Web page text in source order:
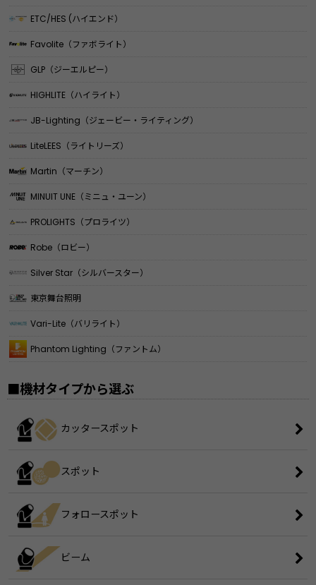
ETC/HES (ハイエンド）
Favolite（ファボライト）
GLP（ジーエルピー）
HIGHLITE（ハイライト）
JB-Lighting（ジェービー・ライティング）
LiteLEES（ライトリーズ）
Martin（マーチン）
MINUIT UNE（ミニュ・ユーン）
PROLIGHTS（プロライツ）
Robe（ロビー）
Silver Star（シルバースター）
東京舞台照明
Vari-Lite（バリライト）
Phantom Lighting（ファントム）
■機材タイプから選ぶ
カッタースポット
スポット
フォロースポット
ビーム